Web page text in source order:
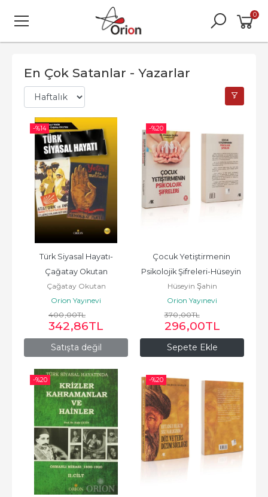
0
En Çok Satanlar - Yazarlar
-%14
Satışta değil
Türk Siyasal Hayatı-
Çağatay Okutan
Çağatay Okutan
Orion Yayınevi
400,00TL
342,86TL
-%20
Sepete Ekle
Çocuk Yetiştirmenin
Psikolojik Şifreleri-Hüseyin
Şahin
Hüseyin Şahin
Orion Yayınevi
370,00TL
296,00TL
-%20 -%20